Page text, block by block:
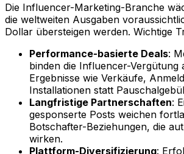
Die Influencer-Marketing-Branche
die weltweiten Ausgaben
Dollar übersteigen werden. Wichtige
Performance-basierte Deals:
binden die Influencer-Vergütung
Ergebnisse wie Verkäufe,
Installationen statt
Langfristige Partnerschaften:
gesponserte Posts weichen
Botschafter-Beziehungen, die
wirken.
Plattform-Diversifizierung: